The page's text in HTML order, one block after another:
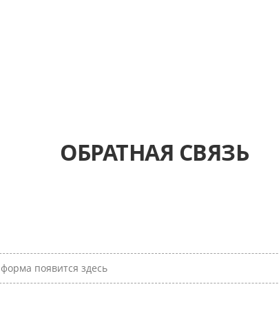
ОБРАТНАЯ СВЯЗЬ
появится здесь